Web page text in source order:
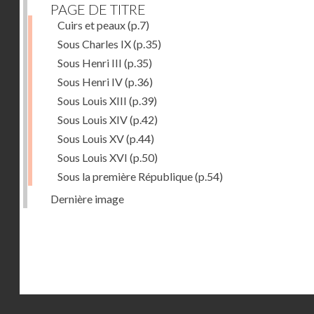
PAGE DE TITRE
Cuirs et peaux(p.7)
Sous Charles IX(p.35)
Sous Henri III (p.35)
Sous Henri IV(p.36)
Sous Louis XIII (p.39)
Sous Louis XIV(p.42)
Sous Louis XV(p.44)
Sous Louis XVI (p.50)
Sous la première République(p.54)
Dernière image